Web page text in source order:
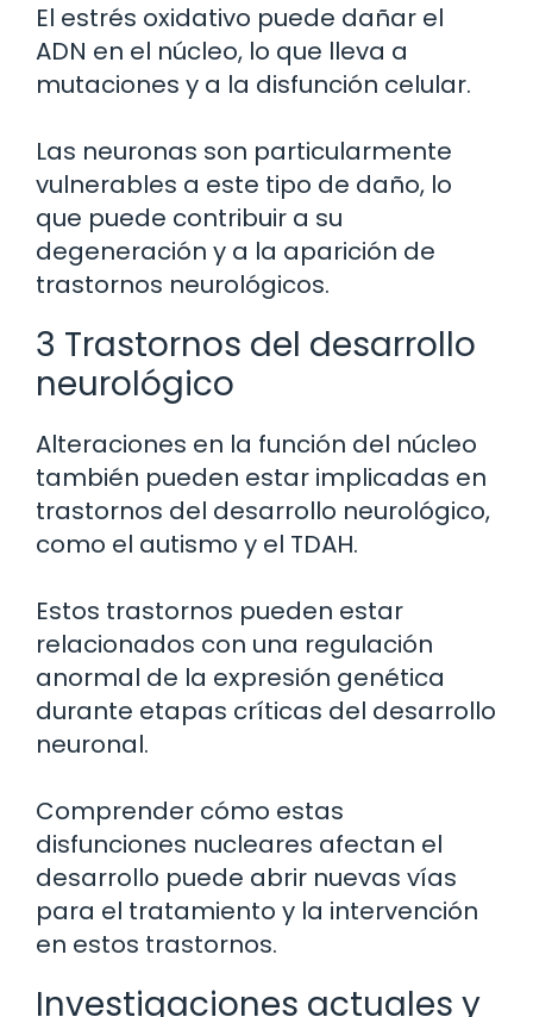
El estrés oxidativo puede dañar el
ADN en el núcleo, lo que lleva a
mutaciones y a la disfunción celular.
Las neuronas son particularmente
vulnerables a este tipo de daño, lo
que puede contribuir a su
degeneración y a la aparición de
trastornos neurológicos.
3 Trastornos del desarrollo
neurológico
Alteraciones en la función del núcleo
también pueden estar implicadas en
trastornos del desarrollo neurológico,
como el autismo y el TDAH.
Estos trastornos pueden estar
relacionados con una regulación
anormal de la expresión genética
durante etapas críticas del desarrollo
neuronal.
Comprender cómo estas
disfunciones nucleares afectan el
desarrollo puede abrir nuevas vías
para el tratamiento y la intervención
en estos trastornos.
Investigaciones actuales y